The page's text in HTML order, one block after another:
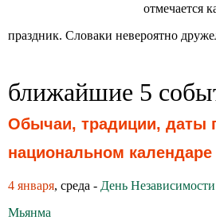
отмечается
праздник. Словаки невероятно
ближайшие 5
Обычаи, традиции, даты
национальном календаре
4 января, среда - День
Мьянма